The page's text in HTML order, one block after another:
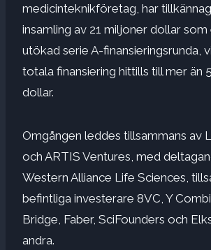
medicinteknikföretag, har
insamling av 21 miljoner dollar som
utökad serie A-finansieringsrunda,
totala finansiering hittills till mer än
dollar.
Omgången leddes tillsammans av
och ARTIS Ventures, med
Western Alliance Life Sciences,
befintliga investerare 8VC, Y
Bridge, Faber, SciFounders och
andra.